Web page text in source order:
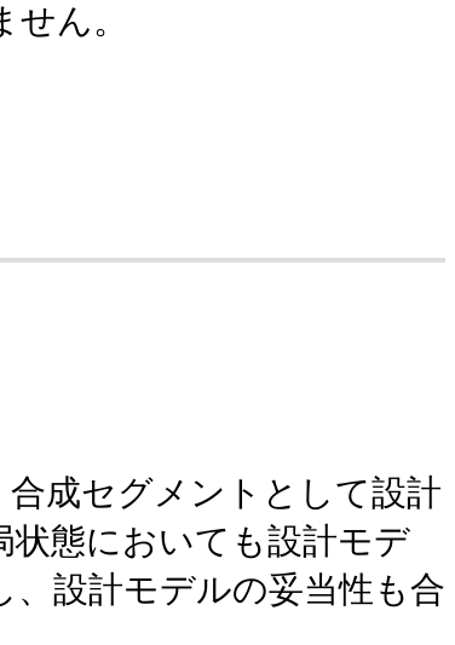
ん。
成セグメントとして設計
状態においても設計モデ
設計モデルの妥当性も合